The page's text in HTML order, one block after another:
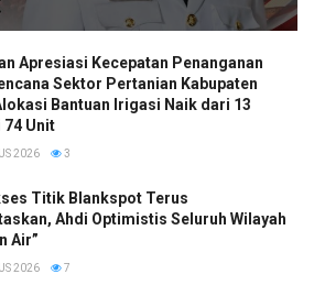
Apresiasi Kecepatan Penanganan
Sektor Pertanian Kabupaten
Bantuan Irigasi Naik dari 13
74 Unit
2026 3
Titik Blankspot Terus
Ahdi Optimistis Seluruh Wilayah
Air”
2026 7